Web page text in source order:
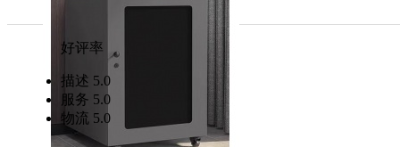
好评率
描述 5.0
服务 5.0
物流 5.0